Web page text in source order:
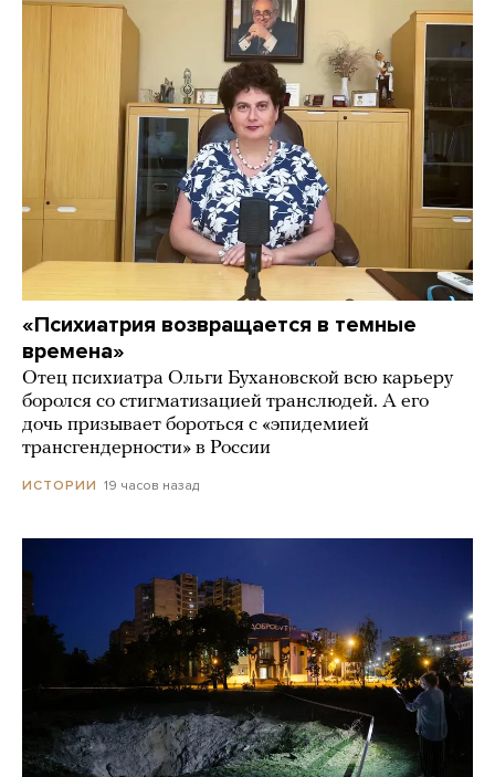
«Психиатрия возвращается в темные
времена»
Отец психиатра Ольги Бухановской всю карьеру
боролся со стигматизацией транслюдей. А его
дочь призывает бороться с «эпидемией
трансгендерности» в России
ИСТОРИИ 19 часов назад